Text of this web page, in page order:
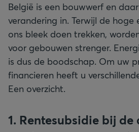
België is een bouwwerf en
verandering in. Terwijl de hoge
ons bleek doen trekken,
voor gebouwen strenger.
is dus de boodschap. Om uw
financieren heeft u
Een overzicht.
1. Rentesubsidie bij de